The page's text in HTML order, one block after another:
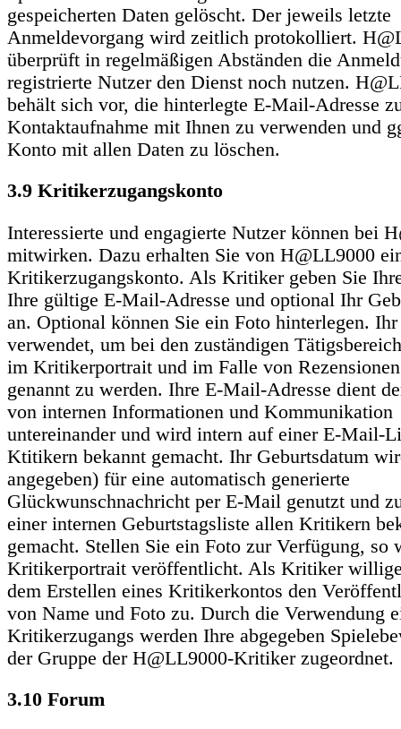
gespeicherten Daten gelöscht. Der jeweils letzte
Anmeldevorgang wird zeitlich protokolliert.
überprüft in regelmäßigen Abständen die
registrierte Nutzer den Dienst noch nutzen.
behält sich vor, die hinterlegte E-Mail-Adresse
Kontaktaufnahme mit Ihnen zu verwenden und
Konto mit allen Daten zu löschen.
3.9 Kritikerzugangskonto
Interessierte und engagierte Nutzer können bei
mitwirken. Dazu erhalten Sie von H@LL9000
Kritikerzugangskonto. Als Kritiker geben Sie
Ihre gültige E-Mail-Adresse und optional Ihr
an. Optional können Sie ein Foto hinterlegen.
verwendet, um bei den zuständigen
im Kritikerportrait und im Falle von
genannt zu werden. Ihre E-Mail-Adresse dient
von internen Informationen und Kommunikation
untereinander und wird intern auf einer E-Mail-
Ktitikern bekannt gemacht. Ihr Geburtsdatum
angegeben) für eine automatisch generierte
Glückwunschnachricht per E-Mail genutzt und
einer internen Geburtstagsliste allen Kritikern
gemacht. Stellen Sie ein Foto zur Verfügung, so
Kritikerportrait veröffentlicht. Als Kritiker
dem Erstellen eines Kritikerkontos den
von Name und Foto zu. Durch die Verwendung
Kritikerzugangs werden Ihre abgegeben
der Gruppe der H@LL9000-Kritiker zugeordnet.
3.10 Forum